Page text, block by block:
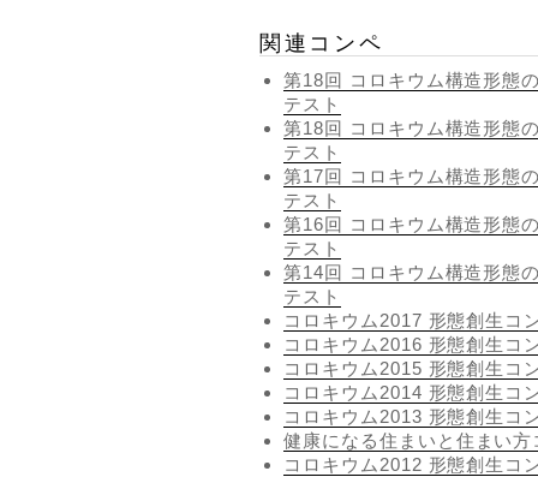
関連コンペ
第18回 コロキウム構造形態
テスト
第18回 コロキウム構造形態
テスト
第17回 コロキウム構造形態
テスト
第16回 コロキウム構造形態
テスト
第14回 コロキウム構造形態
テスト
コロキウム2017 形態創生コ
コロキウム2016 形態創生コ
コロキウム2015 形態創生コ
コロキウム2014 形態創生コ
コロキウム2013 形態創生コ
健康になる住まいと住まい方
コロキウム2012 形態創生コ